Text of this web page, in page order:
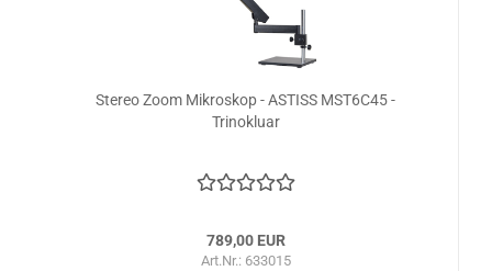
Stereo Zoom Mikroskop - ASTISS MST6C45 -
Trinokluar
789,00 EUR
Art.Nr.: 633015